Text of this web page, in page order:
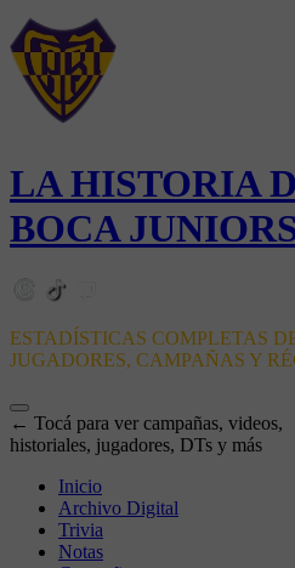
LA HISTORIA
BOCA
ESTADÍSTICAS COMPLETAS
JUGADORES, CAMPAÑAS Y
← Tocá para ver campañas, videos,
historiales, jugadores, DTs y más
Inicio
Archivo Digital
Trivia
Notas